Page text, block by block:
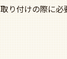
取り付けの際に必